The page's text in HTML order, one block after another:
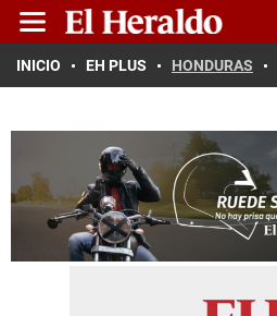
INICIO EH PLUS HONDURAS